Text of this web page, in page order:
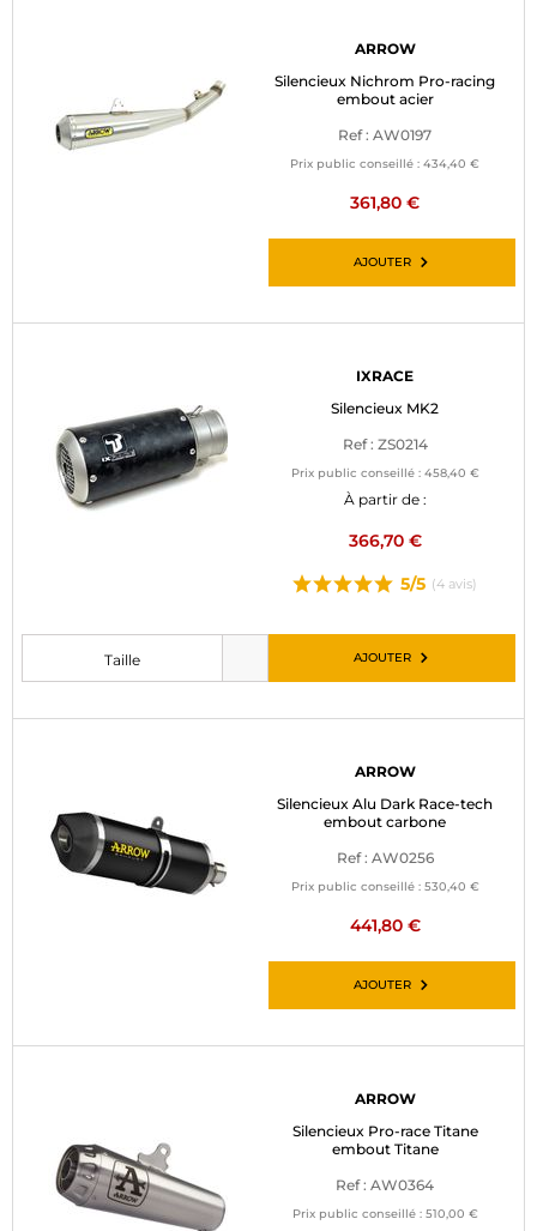
ARROW
Silencieux Nichrom Pro-racing
embout acier
Ref : AW0197
Prix public conseillé : 434,40 €
361,80 €
AJOUTER
IXRACE
Silencieux MK2
Ref : ZS0214
Prix public conseillé : 458,40 €
À partir de :
366,70 €
5/5 (4 avis)
Veuillez choisir une taille avant d’ajouter au panier
Taille AJOUTER
ARROW
Silencieux Alu Dark Race-tech
embout carbone
Ref : AW0256
Prix public conseillé : 530,40 €
441,80 €
AJOUTER
ARROW
Silencieux Pro-race Titane
embout Titane
Ref : AW0364
Prix public conseillé : 510,00 €